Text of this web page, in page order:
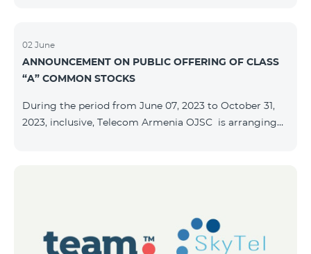
02 June
ANNOUNCEMENT ON PUBLIC OFFERING OF CLASS
“A” COMMON STOCKS
During the period from June 07, 2023 to October 31,
2023, inclusive, Telecom Armenia OJSC is arranging
VOLUME 41,200 AMD